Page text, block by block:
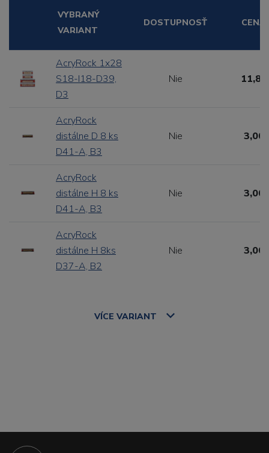
VYBRANÝ
VARIANT
DOSTUPNOSŤ CENA
AcryRock 1x28
S18-I18-D39,
D3
Nie
AcryRock
distálne D 8 ks
D41-A, B3
Nie 3,00
AcryRock
distálne H 8 ks
D41-A, B3
Nie 3,00
AcryRock
distálne H 8ks
D37-A, B2
Nie 3,00
VÍCE VARIANT